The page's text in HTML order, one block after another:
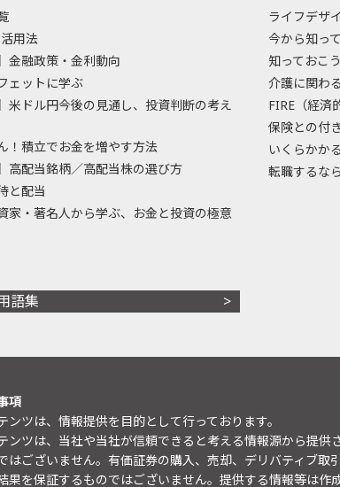
用法
金融政策・金利動向
ェットに学ぶ
米ドル円今後の見通し、投資判断の考え
！積立でお金を増やす方法
高配当銘柄／高配当株の選び方
と配当
家・著名人から学ぶ、お金と投資の極意
ライフデザ
今から知っ
知っておこ
介護に関わ
FIRE（経済
保険との付
いくらかか
転職するな
語集
項
ンツは、情報提供を目的として行っております。
ンツは、当社や当社が信頼できると考える情報源から提
はございません。有価証券の購入、売却、デリバティブ取
果を保証するものではございません。提供する情報等は